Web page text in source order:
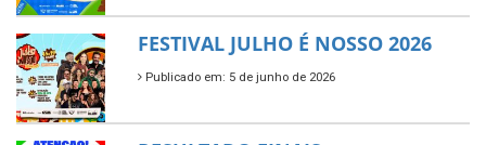
FESTIVAL JULHO É NOSSO 2026
Publicado em: 5 de junho de 2026